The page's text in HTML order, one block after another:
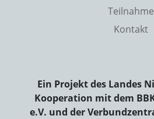
Teilnahme
Kontakt
Ein Projekt des Landes
Kooperation mit dem
e.V. und der